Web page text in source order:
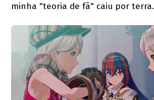
minha "teoria de fã" caiu por terra.